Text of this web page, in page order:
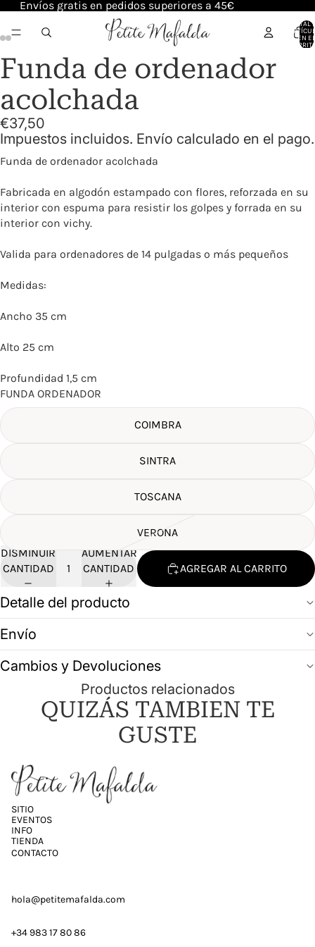
Envíos gratis en pedidos superiores a 45€
TOTAL
EN EL
Funda de ordenador
acolchada
€37,50
Impuestos incluidos. Envío calculado en el pago.
Funda de ordenador acolchada
Fabricada en algodón estampado con flores, reforzada en su
interior con espuma para resistir los golpes y forrada en su
interior con vichy.
Valida para ordenadores de 14 pulgadas o más pequeños
Medidas:
Ancho 35 cm
Alto 25 cm
Profundidad 1,5 cm
FUNDA ORDENADOR
COIMBRA
SINTRA
TOSCANA
VERONA
DISMINUIR
CANTIDAD
AUMENTAR
CANTIDAD
AGREGAR AL CARRITO
Detalle del producto
Envío
Cambios y Devoluciones
Productos relacionados
QUIZÁS TAMBIEN TE
GUSTE
SITIO
EVENTOS
INFO
TIENDA
CONTACTO
hola@petitemafalda.com
+34 983 17 80 86